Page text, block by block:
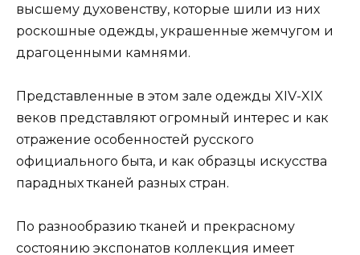
высшему духовенству, которые шили из них
роскошные одежды, украшенные жемчугом и
драгоценными камнями.
Представленные в этом зале одежды XIV-XIX
веков представляют огромный интерес и как
отражение особенностей русского
официального быта, и как образцы искусства
парадных тканей разных стран.
По разнообразию тканей и прекрасному
состоянию экспонатов коллекция имеет